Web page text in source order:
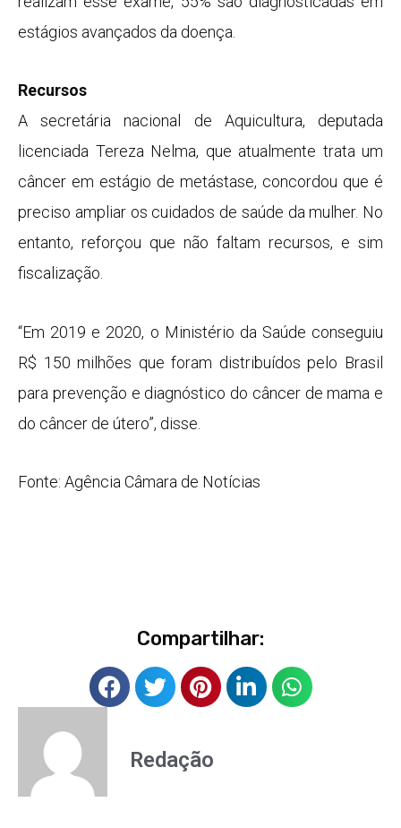
estágios avançados da doença.
Recursos
A secretária nacional de Aquicultura, deputada
licenciada Tereza Nelma, que atualmente trata um
câncer em estágio de metástase, concordou que é
preciso ampliar os cuidados de saúde da mulher. No
entanto, reforçou que não faltam recursos, e sim
fiscalização.
“Em 2019 e 2020, o Ministério da Saúde conseguiu
R$ 150 milhões que foram distribuídos pelo Brasil
para prevenção e diagnóstico do câncer de mama e
do câncer de útero”, disse.
Fonte: Agência Câmara de Notícias
Compartilhar:
Redação